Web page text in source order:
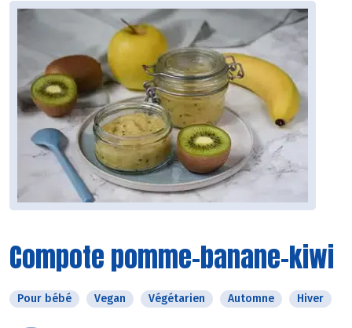
Compote pomme-banane-kiwi
Pour bébé Vegan Végétarien Automne Hiver